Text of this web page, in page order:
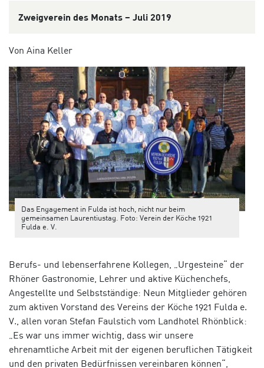
Zweigverein des Monats – Juli 2019
Von Aina Keller
Das Engagement in Fulda ist hoch, nicht nur beim
gemeinsamen Laurentiustag. Foto: Verein der Köche 1921
Fulda e. V.
Berufs- und lebenserfahrene Kollegen, „Urgesteine“ der
Rhöner Gastronomie, Lehrer und aktive Küchenchefs,
Angestellte und Selbstständige: Neun Mitglieder gehören
zum aktiven Vorstand des Vereins der Köche 1921 Fulda e.
V., allen voran Stefan Faulstich vom Landhotel Rhönblick:
„Es war uns immer wichtig, dass wir unsere
ehrenamtliche Arbeit mit der eigenen beruflichen Tätigkeit
und den privaten Bedürfnissen vereinbaren können“,